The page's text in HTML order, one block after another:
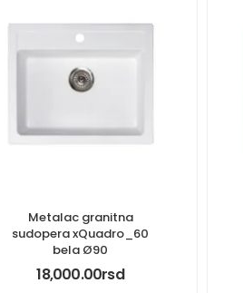
Metalac granitna
sudopera xQuadro_60
bela Ø90
18,000.00rsd